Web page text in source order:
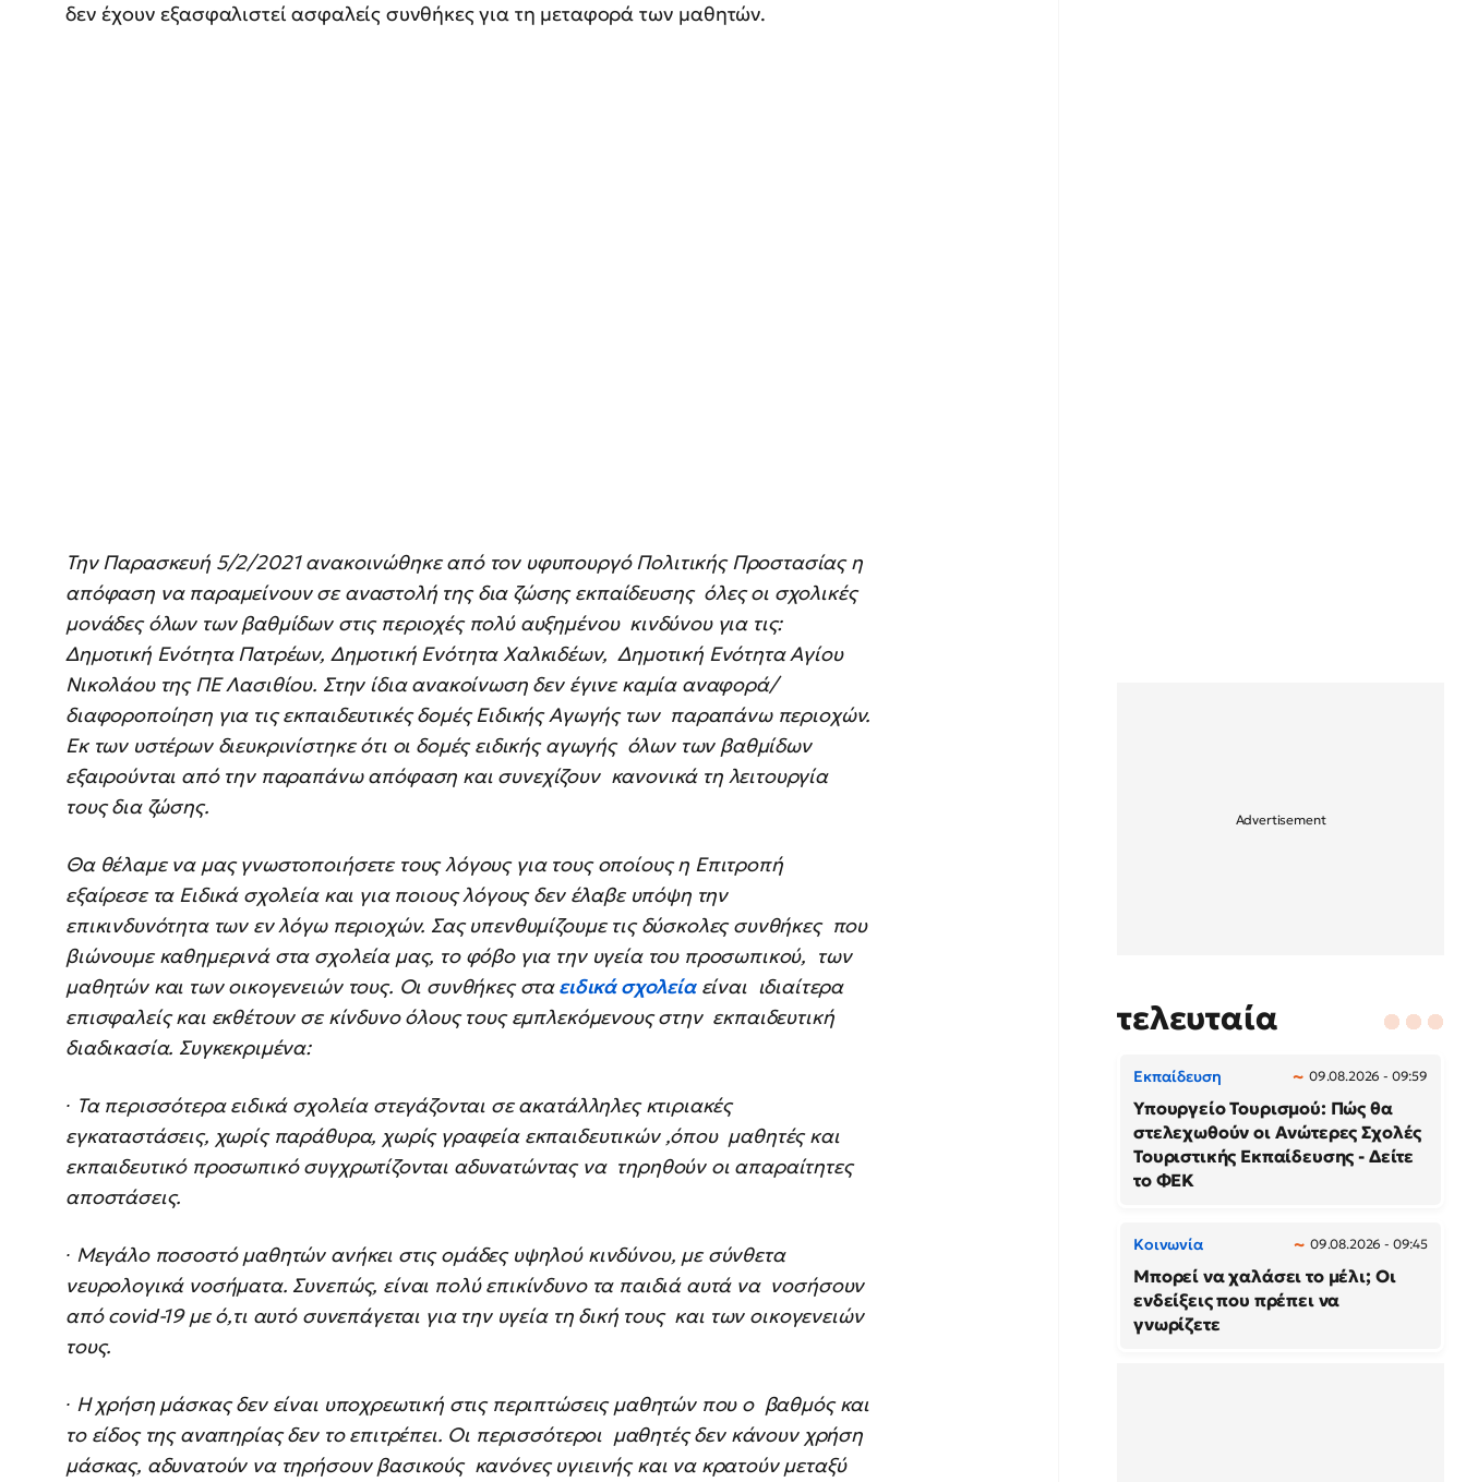
δεν έχουν εξασφαλιστεί ασφαλείς συνθήκες για τη μεταφορά των μαθητών.
Την Παρασκευή 5/2/2021 ανακοινώθηκε από τον υφυπουργό Πολιτικής Προστασίας η
απόφαση να παραμείνουν σε αναστολή της δια ζώσης εκπαίδευσης όλες οι σχολικές
μονάδες όλων των βαθμίδων στις περιοχές πολύ αυξημένου κινδύνου για τις:
Δημοτική Ενότητα Πατρέων, Δημοτική Ενότητα Χαλκιδέων, Δημοτική Ενότητα Αγίου
Νικολάου της ΠΕ Λασιθίου. Στην ίδια ανακοίνωση δεν έγινε καμία αναφορά/
διαφοροποίηση για τις εκπαιδευτικές δομές Ειδικής Αγωγής των παραπάνω περιοχών.
Εκ των υστέρων διευκρινίστηκε ότι οι δομές ειδικής αγωγής όλων των βαθμίδων
εξαιρούνται από την παραπάνω απόφαση και συνεχίζουν κανονικά τη λειτουργία
τους δια ζώσης.
Θα θέλαμε να μας γνωστοποιήσετε τους λόγους για τους οποίους η Επιτροπή
εξαίρεσε τα Ειδικά σχολεία και για ποιους λόγους δεν έλαβε υπόψη την
επικινδυνότητα των εν λόγω περιοχών. Σας υπενθυμίζουμε τις δύσκολες συνθήκες που
βιώνουμε καθημερινά στα σχολεία μας, το φόβο για την υγεία του προσωπικού, των
μαθητών και των οικογενειών τους. Οι συνθήκες σταειδικά σχολείαείναι ιδιαίτερα
επισφαλείς και εκθέτουν σε κίνδυνο όλους τους εμπλεκόμενους στην εκπαιδευτική
διαδικασία. Συγκεκριμένα:
∙ Τα περισσότερα ειδικά σχολεία στεγάζονται σε ακατάλληλες κτιριακές
εγκαταστάσεις, χωρίς παράθυρα, χωρίς γραφεία εκπαιδευτικών ,όπου μαθητές και
εκπαιδευτικό προσωπικό συγχρωτίζονται αδυνατώντας να τηρηθούν οι απαραίτητες
αποστάσεις.
∙ Μεγάλο ποσοστό μαθητών ανήκει στις ομάδες υψηλού κινδύνου, με σύνθετα
νευρολογικά νοσήματα. Συνεπώς, είναι πολύ επικίνδυνο τα παιδιά αυτά να νοσήσουν
από covid-19 με ό,τι αυτό συνεπάγεται για την υγεία τη δική τους και των οικογενειών
τους.
∙ Η χρήση μάσκας δεν είναι υποχρεωτική στις περιπτώσεις μαθητών που ο βαθμός και
το είδος της αναπηρίας δεν το επιτρέπει. Οι περισσότεροι μαθητές δεν κάνουν χρήση
μάσκας, αδυνατούν να τηρήσουν βασικούς κανόνες υγιεινής και να κρατούν μεταξύ
τελευταία
Εκπαίδευση 09.08.2026 - 09:59
Υπουργείο Τουρισμού: Πώς θα
στελεχωθούν οι Ανώτερες Σχολές
Τουριστικής Εκπαίδευσης - Δείτε
το ΦΕΚ
Κοινωνία 09.08.2026 - 09:45
Μπορεί να χαλάσει το μέλι; Οι
ενδείξεις που πρέπει να
γνωρίζετε